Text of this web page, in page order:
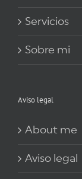
Servicios
Sobre mi
Aviso legal
About me
Aviso legal